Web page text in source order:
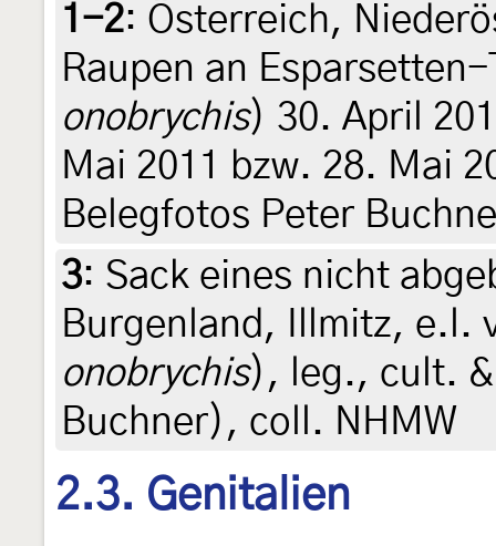
1-2: Österreich,
Raupen an
onobrychis) 30. April
Mai 2011 bzw. 28. Mai
Belegfotos Peter
3: Sack eines nicht
Burgenland, Illmitz, e.l.
onobrychis), leg., cult.
Buchner), coll. NHMW
2.3. Genitalien